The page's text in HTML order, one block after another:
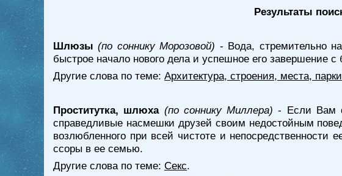
Результаты
Шлюзы (по соннику Морозовой) - Вода, стремительно
быстрое начало нового дела и успешное его завершение
Другие слова по теме: Архитектура, строения, места,
Проститутка, шлюха (по соннику Миллера) - Если Вам
справедливые насмешки друзей своим недостойным
возлюбленного при всей чистоте и
ссоры в ее семью.
Другие слова по теме: Секс.